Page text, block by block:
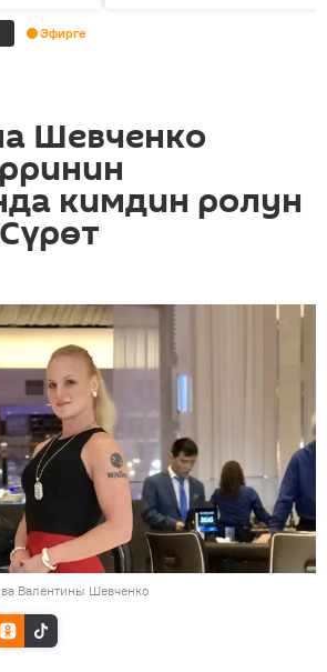
Эфирге
Шевченко
кимдин ролун
Валентины Шевченко